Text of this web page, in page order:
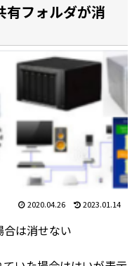
フォルダが消
2020.04.26 2023.01.14
は消せない